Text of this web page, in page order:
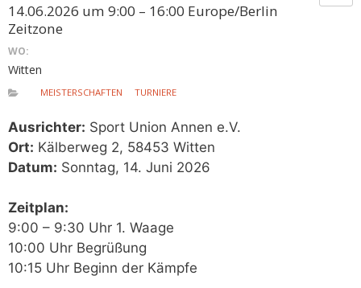
14.06.2026 um 9:00 – 16:00 Europe/Berlin
Zeitzone
WO:
Witten
MEISTERSCHAFTEN TURNIERE
Ausrichter: Sport Union Annen e.V.
Ort: Kälberweg 2, 58453 Witten
Datum: Sonntag, 14. Juni 2026
Zeitplan:
9:00 – 9:30 Uhr 1. Waage
10:00 Uhr Begrüßung
10:15 Uhr Beginn der Kämpfe